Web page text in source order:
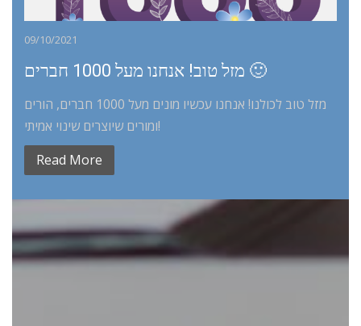
09/10/2021
מזל טוב! אנחנו מעל 1000 חברים 🙂
מזל טוב לכולנו! אנחנו עכשיו מונים מעל 1000 חברים, הורים
ומורים שיוצרים שינוי אמיתי!
Read More